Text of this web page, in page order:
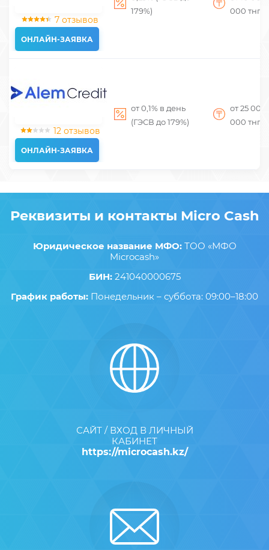
7 отзывов
ОНЛАЙН-ЗАЯВКА
179%)
000 тнг
12 отзывов
ОНЛАЙН-ЗАЯВКА
от 0,1% в день
(ГЭСВ до 179%)
от 25 000
000 тнг
Реквизиты и контакты Micro Cash
Юридическое название МФО:ТОО «МФО
Microcash»
БИН:241040000675
График работы: Понедельник – суббота: 09:00–18:00
САЙТ / ВХОД В ЛИЧНЫЙ
КАБИНЕТ
https://microcash.kz/